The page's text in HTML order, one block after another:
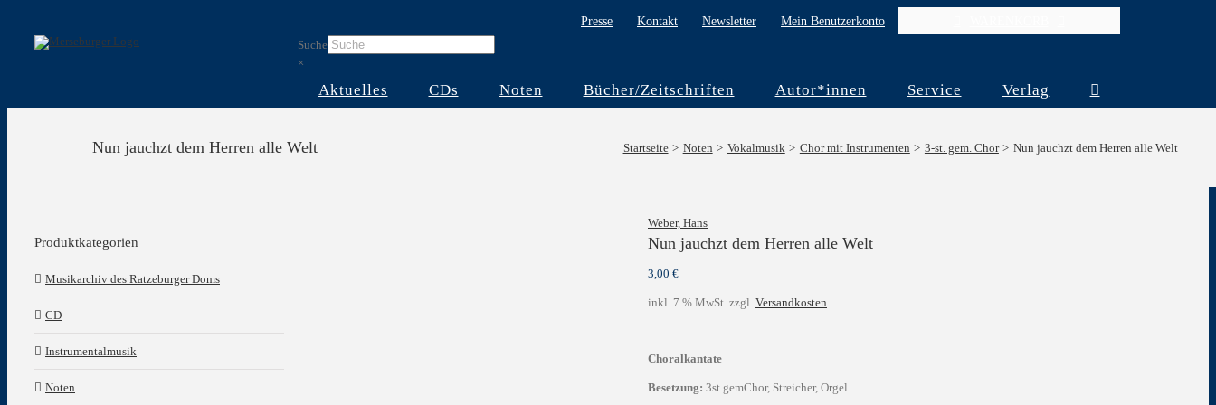
content
Presse Kontakt Newsletter Mein Benutzerkonto
Suche
×
Aktuelles CDs Noten Bücher/Zeitschriften Autor*innen Service Verlag
Nun jauchzt dem Herren alle Welt Startseite Noten Vokalmusik Chor mit Instrumenten 3-st. gem. Chor Nun jauchzt dem Herren alle Welt
Weber, Hans
Nun jauchzt dem Herren alle Welt
3,00 €
inkl. 7 % MwSt. zzgl. Versandkosten
Choralkantate
Besetzung: 3st gemChor, Streicher, Orgel
Produktkategorien
Musikarchiv des Ratzeburger Doms
CD
Instrumentalmusik
Noten